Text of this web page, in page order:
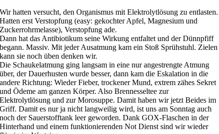
Wir hatten versucht, den Organismus mit Elektrolytlösung zu entlasten.
Hatten erst Verstopfung (easy: gekochter Apfel, Magnesium und
Zuckerrohrmelasse), Verstopfung ade.
Dann hat das Antibiotikum seine Wirkung entfaltet und der Dünnpfiff
begann. Massiv. Mit jeder Ausatmung kam ein Stoß Sprühstuhl. Zielen
kann sie noch üben denken wir.
Die Schaukelatmung ging langsam in eine nur angestrengte Atmung
über, der Dauerhusten wurde besser, dann kam die Eskalation in die
andere Richtung: Wieder Fieber, trockener Mund, extrem zähes Sekret
und Ödeme am ganzen Körper. Also Brennesseltee zur
Elektrolytlösung und zur Morosuppe. Damit haben wir jetzt Beides im
Griff. Damit es nur ja nicht langweilig wird, ist uns am Sonntag auch
noch der Sauerstofftank leer geworden. Dank GOX-Flaschen in der
Hinterhand und einem funktionierenden Not Dienst sind wir wieder